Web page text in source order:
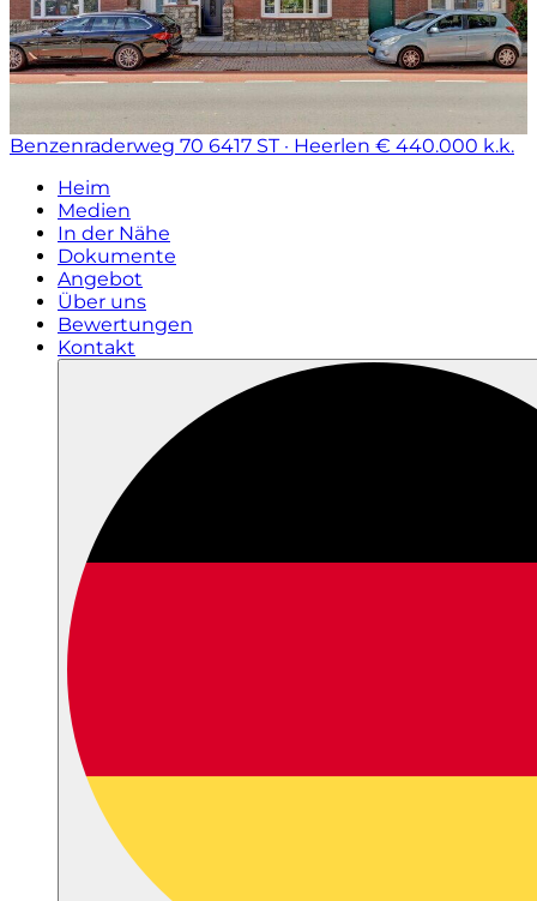
Benzenraderweg 70 6417 ST · Heerlen € 440.000 k.k.
Heim
Medien
In der Nähe
Dokumente
Angebot
Über uns
Bewertungen
Kontakt